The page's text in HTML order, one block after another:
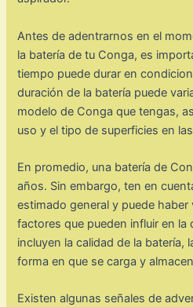
Antes de adentrarnos en el
la batería de tu Conga, es
tiempo puede durar en
duración de la batería puede
modelo de Conga que tengas,
uso y el tipo de superficies en
En promedio, una batería de
años. Sin embargo, ten en
estimado general y puede
factores que pueden influir en la
incluyen la calidad de la batería,
forma en que se carga y
Existen algunas señales de